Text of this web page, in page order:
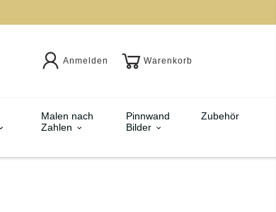
Anmelden Warenkorb
Malen nach
Zahlen
Pinnwand
Bilder
Zubehör